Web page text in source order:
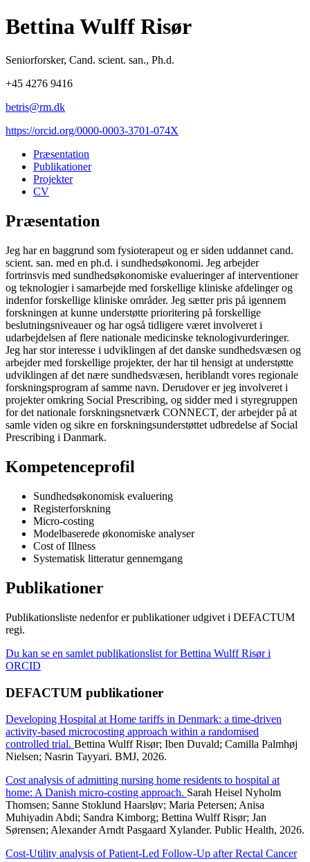
Bettina Wulff Risør
Seniorforsker, Cand. scient. san., Ph.d.
+45 4276 9416
betris@rm.dk
https://orcid.org/0000-0003-3701-074X
Præsentation
Publikationer
Projekter
CV
Præsentation
Jeg har en baggrund som fysioterapeut og er siden uddannet cand.
scient. san. med en ph.d. i sundhedsøkonomi. Jeg arbejder
fortrinsvis med sundhedsøkonomiske evalueringer af interventioner
og teknologier i samarbejde med forskellige kliniske afdelinger og
indenfor forskellige kliniske områder. Jeg sætter pris på igennem
forskningen at kunne understøtte prioritering på forskellige
beslutningsniveauer og har også tidligere været involveret i
udarbejdelsen af flere nationale medicinske teknologivurderinger.
Jeg har stor interesse i udviklingen af det danske sundhedsvæsen og
arbejder med forskellige projekter, der har til hensigt at understøtte
udviklingen af det nære sundhedsvæsen, heriblandt vores regionale
forskningsprogram af samme navn. Derudover er jeg involveret i
projekter omkring Social Prescribing, og sidder med i styregruppen
for det nationale forskningsnetværk CONNECT, der arbejder på at
samle viden og sikre en forskningsunderstøttet udbredelse af Social
Prescribing i Danmark.
Kompetenceprofil
Sundhedsøkonomisk evaluering
Registerforskning
Micro-costing
Modelbaserede økonomiske analyser
Cost of Illness
Systematisk litteratur gennemgang
Publikationer
Publikationsliste nedenfor er publikationer udgivet i DEFACTUM
regi.
Du kan se en samlet publikationslist for Bettina Wulff Risør i
ORCID
DEFACTUM publikationer
Developing Hospital at Home tariffs in Denmark: a time-driven
activity-based microcosting approach within a randomised
controlled trial. Bettina Wulff Risør; Iben Duvald; Camilla Palmhøj
Nielsen; Nasrin Tayyari. BMJ, 2026.
Cost analysis of admitting nursing home residents to hospital at
home: A Danish micro-costing approach. Sarah Heisel Nyholm
Thomsen; Sanne Stoklund Haarsløv; Maria Petersen; Anisa
Muhiyadin Abdi; Sandra Kimborg; Bettina Wulff Risør; Jan
Sørensen; Alexander Arndt Pasgaard Xylander. Public Health, 2026.
Cost-Utility analysis of Patient-Led Follow-Up after Rectal Cancer